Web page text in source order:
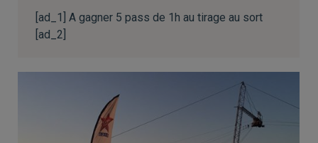
[ad_1] A gagner 5 pass de 1h au tirage au sort
[ad_2]